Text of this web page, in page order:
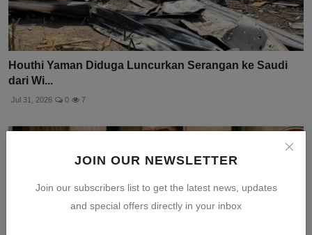
JOIN OUR NEWSLETTER
Join our subscribers list to get the latest news, updates
and special offers directly in your inbox
Houthi Yaman Diduga Luncurkan Serangan ke Saudi
dari Wi...
Jul 31, 2026 0 7